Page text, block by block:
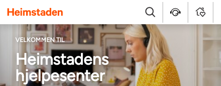
Heimstaden
Søk Hjelpesenter
VELKOMMEN TIL
Heimstadens
hjelpesenter